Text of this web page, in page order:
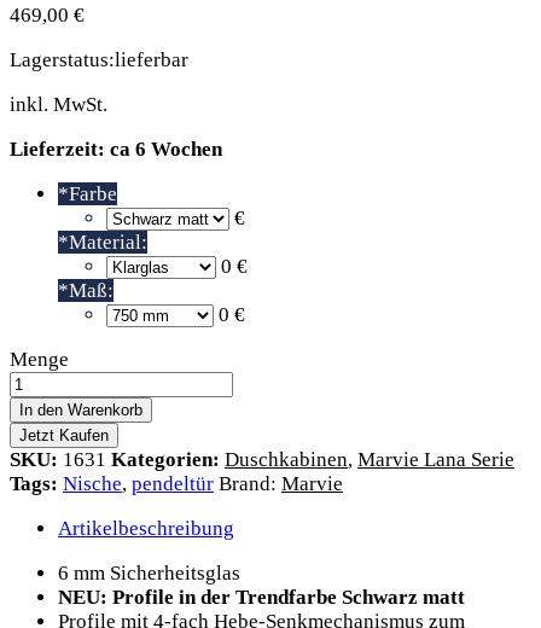
469,00 €
Lagerstatus:lieferbar
inkl. MwSt.
Lieferzeit: ca 6 Wochen
*Farbe
€
*Material:
0 €
*Maß:
0 €
Lana
6
Pendeltür
für
Nische
quantity
Menge
In den Warenkorb
Jetzt Kaufen
SKU: 1631 Kategorien: Duschkabinen, Marvie Lana Serie
Tags: Nische, pendeltür Brand: Marvie
Artikelbeschreibung
6 mm Sicherheitsglas
NEU: Profile in der Trendfarbe Schwarz matt
Profile mit 4-fach Hebe-Senkmechanismus zum